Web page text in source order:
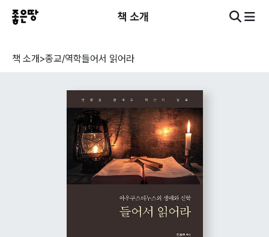
책 소개
책 소개>종교/역학들어서 읽어라